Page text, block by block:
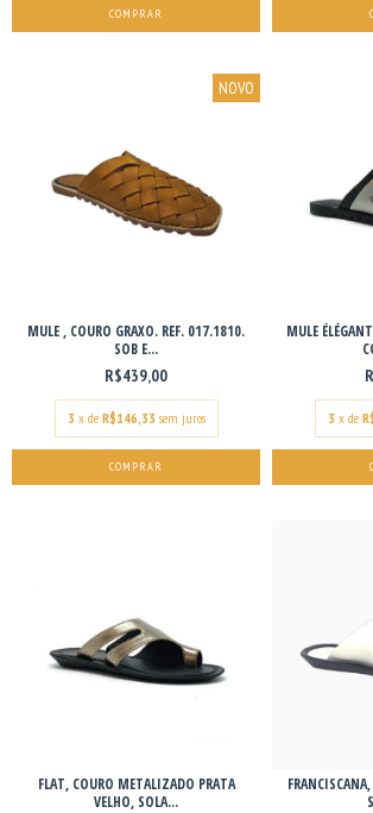
COMPRAR
NOVO
MULE , COURO GRAXO. REF. 017.1810.
SOB E...
R$439,00
3 x de R$146,33 sem juros
COMPRAR
MULE
3 x de
FLAT, COURO METALIZADO PRATA
VELHO, SOLA...